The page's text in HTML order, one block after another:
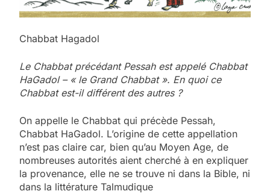
Chabbat Hagadol
Le Chabbat précédant Pessah est appelé Chabbat
HaGadol – « le Grand Chabbat ». En quoi ce
Chabbat est-il différent des autres ?
On appelle le Chabbat qui précède Pessah,
Chabbat HaGadol. L’origine de cette appellation
n’est pas claire car, bien qu’au Moyen Age, de
nombreuses autorités aient cherché à en expliquer
la provenance, elle ne se trouve ni dans la Bible, ni
dans la littérature Talmudique